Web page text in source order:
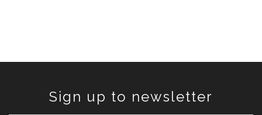
Sign up to newsletter